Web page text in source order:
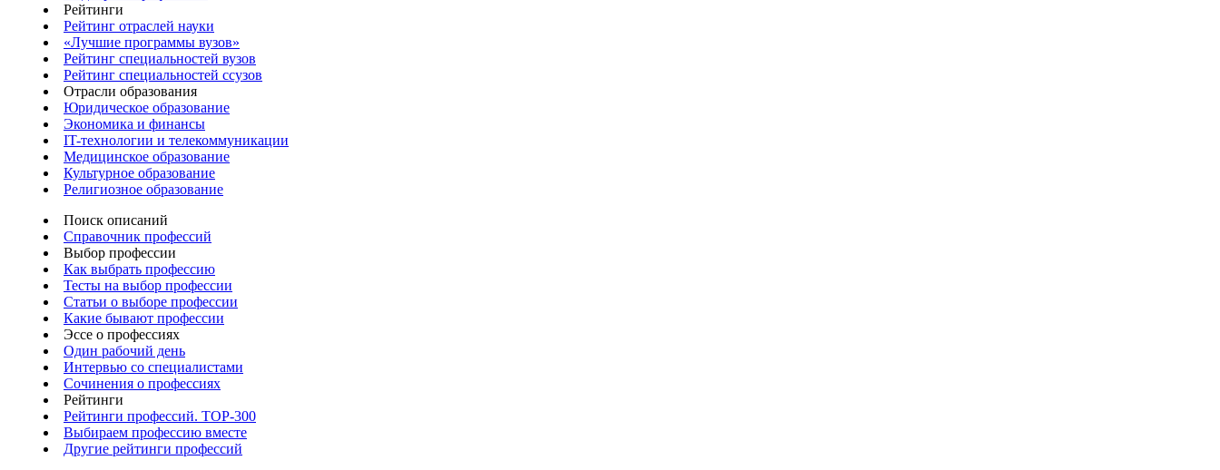
Рейтинги
Рейтинг отраслей науки
«Лучшие программы вузов»
Рейтинг специальностей вузов
Рейтинг специальностей ссузов
Отрасли образования
Юридическое образование
Экономика и финансы
IT-технологии и телекоммуникации
Медицинское образование
Культурное образование
Религиозное образование
Поиск описаний
Справочник профессий
Выбор профессии
Как выбрать профессию
Тесты на выбор профессии
Статьи о выборе профессии
Какие бывают профессии
Эссе о профессиях
Один рабочий день
Интервью со специалистами
Сочинения о профессиях
Рейтинги
Рейтинги профессий. TOP-300
Выбираем профессию вместе
Другие рейтинги профессий